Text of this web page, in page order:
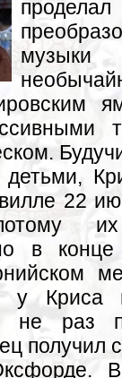
22
их
в
у Криса
не раз